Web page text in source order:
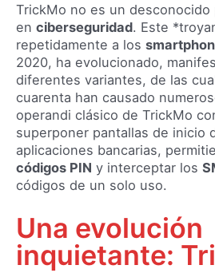
TrickMo no es un
en ciberseguridad. Este
repetidamente a los
2020, ha evolucionado,
diferentes variantes, de las
cuarenta han causado
operandi clásico de TrickMo
superponer pantallas de inicio
aplicaciones bancarias,
códigos PIN y interceptar los
códigos de un solo uso.
Una evolución
inquietante: